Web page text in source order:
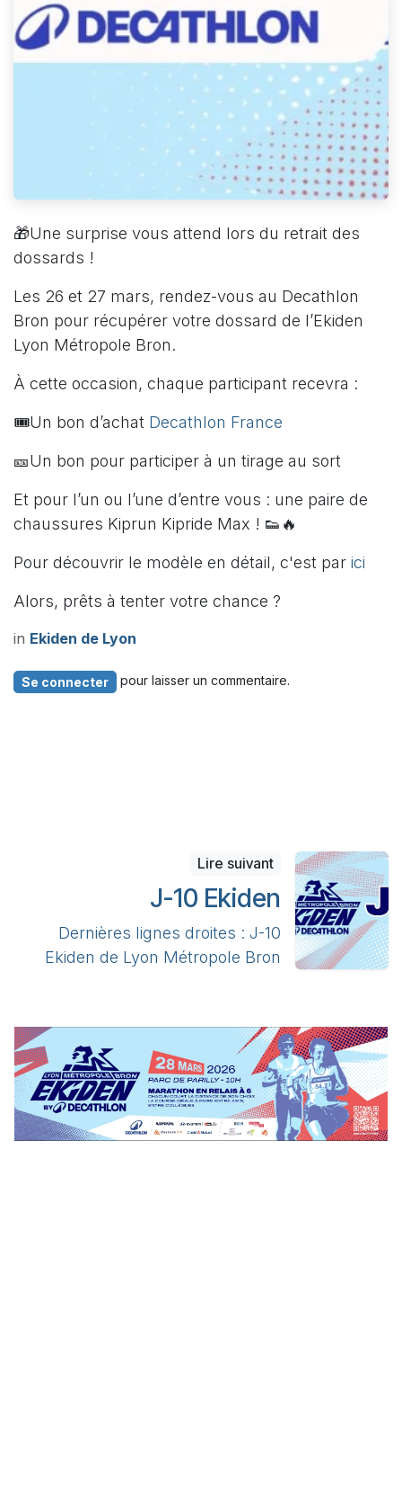
🎁Une surprise vous attend lors du retrait des
dossards !
Les 26 et 27 mars, rendez-vous au Decathlon
Bron pour récupérer votre dossard de l’Ekiden
Lyon Métropole Bron.
À cette occasion, chaque participant recevra :
🎟️Un bon d’achat Decathlon France
🎫Un bon pour participer à un tirage au sort
Et pour l’un ou l’une d’entre vous : une paire de
chaussures Kiprun Kipride Max ! 👟🔥
Pour découvrir le modèle en détail, c'est par ici
Alors, prêts à tenter votre chance ?
in Ekiden de Lyon
Se connecter pour laisser un commentaire.
Lire suivant
J-10 Ekiden
Dernières lignes droites : J-10
Ekiden de Lyon Métropole Bron